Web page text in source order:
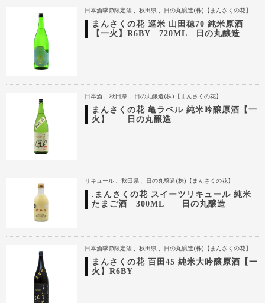
日本酒季節限定酒 秋田県 日の丸醸造(株)【まんさくの花】
まんさくの花 巡米 山田穂70 純米原酒
【一火】R6BY 720ML 日の丸醸造
日本酒 秋田県 日の丸醸造(株)【まんさくの花】
まんさくの花 亀ラベル 純米吟醸原酒【一
火】 日の丸醸造
リキュール 秋田県 日の丸醸造(株)【まんさくの花】
.まんさくの花 スイーツリキュール 純米
たまご酒 300ML 日の丸醸造
日本酒季節限定酒 秋田県 日の丸醸造(株)【まんさくの花】
まんさくの花 百田45 純米大吟醸原酒【一
火】R6BY